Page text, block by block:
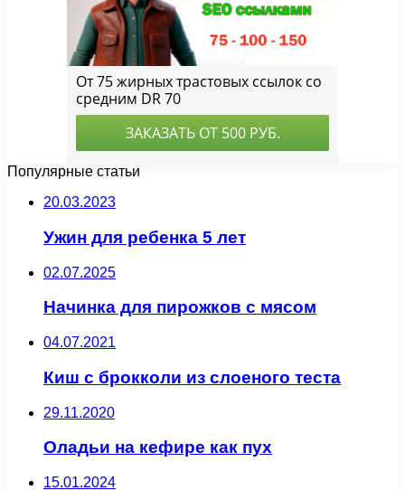
Популярные статьи
20.03.2023
Ужин для ребенка 5 лет
02.07.2025
Начинка для пирожков с мясом
04.07.2021
Киш с брокколи из слоеного теста
29.11.2020
Оладьи на кефире как пух
15.01.2024